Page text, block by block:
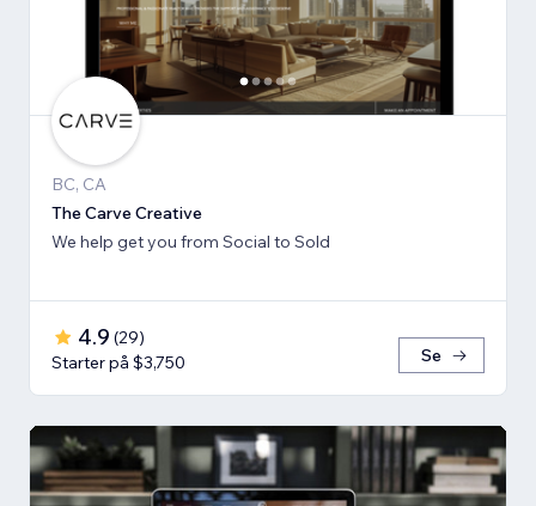
BC, CA
The Carve Creative
We help get you from Social to Sold
4.9 (29)
Starter på $3,750
Se